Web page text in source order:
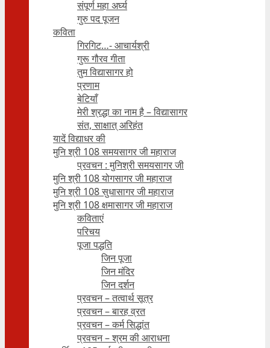
संपूर्ण महा अर्घ्य
गुरु पद पूजन
कविता
गिरगिट…- आचार्यश्री
गुरू गौरव गीता
तुम विद्यासागर हो
प्रणाम
बेटियाँ
मेरी श्रद्धा का नाम है – विद्यासागर
संत, साक्षात् अरिहंत
यादें विद्याधर की
मुनि श्री 108 समयसागर जी महाराज
प्रवचन : मुनिश्री समयसागर जी
मुनि श्री 108 योगसागर जी महाराज
मुनि श्री 108 सुधासागर जी महाराज
मुनि श्री 108 क्षमासागर जी महाराज
कविताएं
परिचय
पूजा पद्धति
जिन पूजा
जिन मंदिर
जिन दर्शन
प्रवचन – तत्वार्थ सूत्र
प्रवचन – बारह व्रत
प्रवचन – कर्म सिद्धांत
प्रवचन – श्रम की आराधना